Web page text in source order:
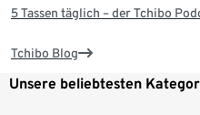
5 Tassen täglich – der Tchibo
Tchibo Blog
Unsere beliebtesten